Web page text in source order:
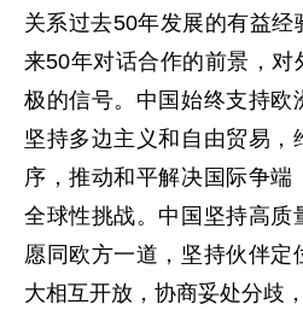
关系过去50年发展的有益经
来50年对话合作的前景，对
极的信号。中国始终支持欧
坚持多边主义和自由贸易，
序，推动和平解决国际争端
全球性挑战。中国坚持高质
愿同欧方一道，坚持伙伴定
大相互开放，协商妥处分歧